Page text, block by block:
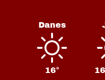
Danes
16°